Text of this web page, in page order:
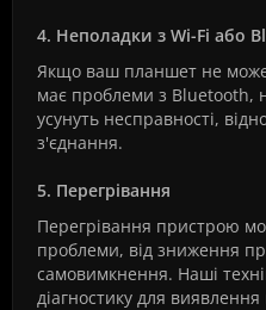
4. Неполадки з Wi-Fi або
Якщо ваш планшет не
має проблеми з Bluetooth,
усунуть несправності,
з'єднання.
5. Перегрівання
Перегрівання пристрою
проблеми, від зниження
самовимкнення. Наші
діагностику для